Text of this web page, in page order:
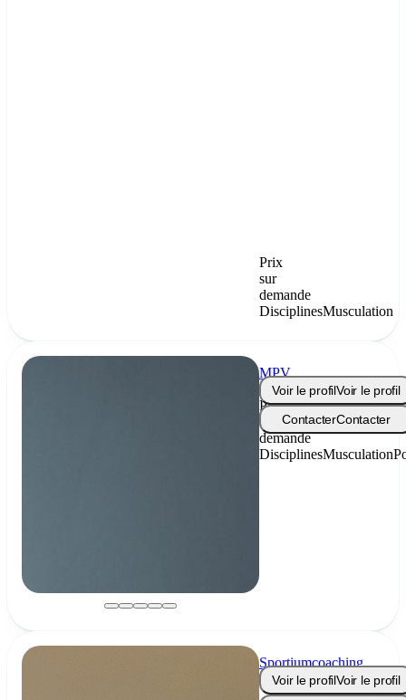
Prix
sur
demande
DisciplinesMusculation
MPV
Coaching
Prix
sur
demande
DisciplinesMusculation
Voir le profilVoir le profil
ContacterContacter
Sportiumcoaching
Voir le profilVoir le profil